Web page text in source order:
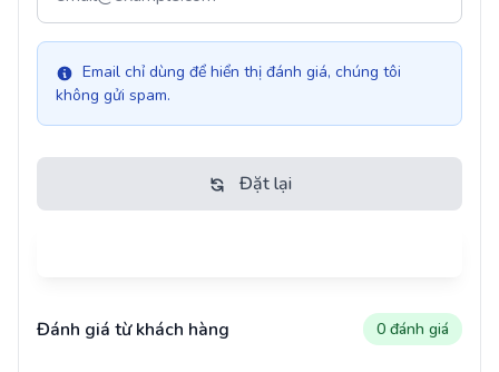
Email chỉ dùng để hiển thị đánh giá, chúng tôi
không gửi spam.
Đặt lại
Đánh giá từ khách hàng 0 đánh giá